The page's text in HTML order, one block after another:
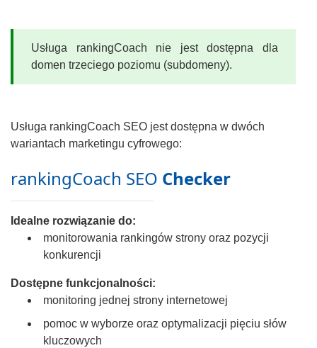
Usługa rankingCoach nie jest dostępna dla
domen trzeciego poziomu (subdomeny).
Usługa rankingCoach SEO jest dostępna w dwóch
wariantach marketingu cyfrowego:
rankingCoach SEO Checker
Idealne rozwiązanie do:
monitorowania rankingów strony oraz pozycji
konkurencji
Dostępne funkcjonalności:
monitoring jednej strony internetowej
pomoc w wyborze oraz optymalizacji pięciu słów
kluczowych